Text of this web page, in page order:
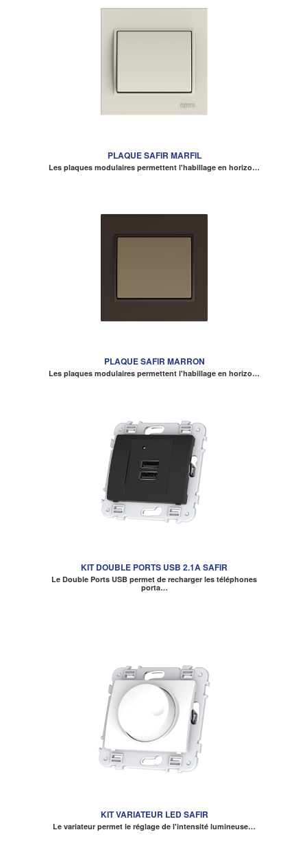
PLAQUE SAFIR MARFIL
Les plaques modulaires permettent l'habillage en horizo…
PLAQUE SAFIR MARRON
Les plaques modulaires permettent l'habillage en horizo…
KIT DOUBLE PORTS USB 2.1A SAFIR
Le Double Ports USB permet de recharger les téléphones
porta…
KIT VARIATEUR LED SAFIR
Le variateur permet le réglage de l'intensité lumineuse…